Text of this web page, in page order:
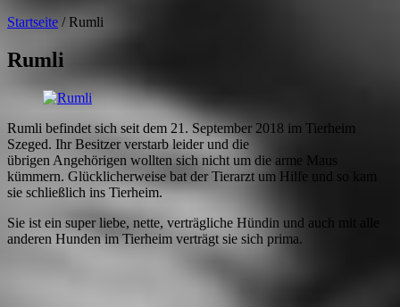
Startseite /Rumli
Rumli
Rumli befindet sich seit dem 21. September 2018 im Tierheim
Szeged. Ihr Besitzer verstarb leider und die
übrigen Angehörigen wollten sich nicht um die arme Maus
kümmern. Glücklicherweise bat der Tierarzt um Hilfe und so kam
sie schließlich ins Tierheim.
Sie ist ein super liebe, nette, verträgliche Hündin und auch mit alle
anderen Hunden im Tierheim verträgt sie sich prima.